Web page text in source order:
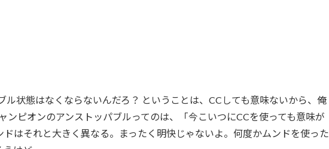
ル状態はなくならないんだろ？ ということは、CCしても意味ないから、俺
ンピオンのアンストッパブルってのは、「今こいつにCCを使っても意味が
はそれと大きく異なる。まったく明快じゃないよ。何度かムンドを使った